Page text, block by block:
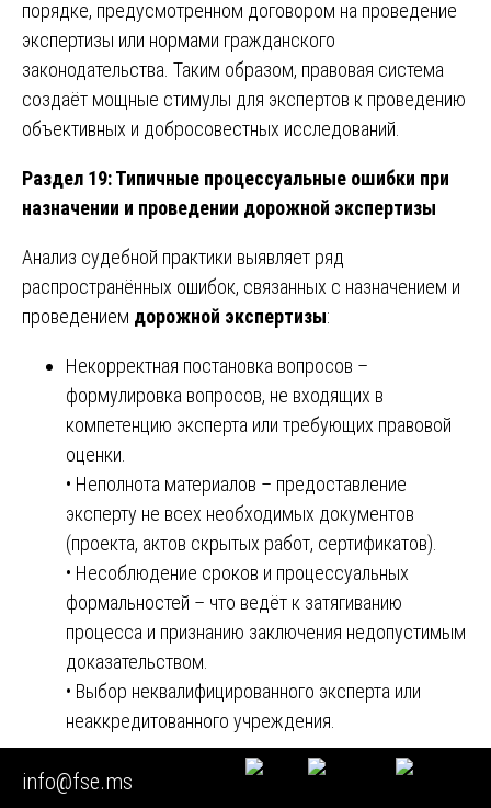
порядке, предусмотренном договором на проведение
экспертизы или нормами гражданского
законодательства. Таким образом, правовая система
создаёт мощные стимулы для экспертов к проведению
объективных и добросовестных исследований.
Раздел 19: Типичные процессуальные ошибки при
назначении и проведении дорожной экспертизы
Анализ судебной практики выявляет ряд
распространённых ошибок, связанных с назначением и
проведением дорожной экспертизы:
Некорректная постановка вопросов –
формулировка вопросов, не входящих в
компетенцию эксперта или требующих правовой
оценки.
• Неполнота материалов – предоставление
эксперту не всех необходимых документов
(проекта, актов скрытых работ, сертификатов).
• Несоблюдение сроков и процессуальных
формальностей – что ведёт к затягиванию
процесса и признанию заключения недопустимым
доказательством.
• Выбор неквалифицированного эксперта или
неаккредитованного учреждения.
Сторонам, заинтересованным в качественной и
юридически безупречной
info@fse.ms